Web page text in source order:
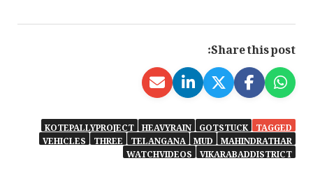
Share this post:
TAGGED
GOTSTUCK
HEAVYRAIN
KOTEPALLYPROJECT
MAHINDRATHAR
MUD
TELANGANA
THREE
VEHICLES
VIKARABADDISTRICT
WATCHVIDEOS